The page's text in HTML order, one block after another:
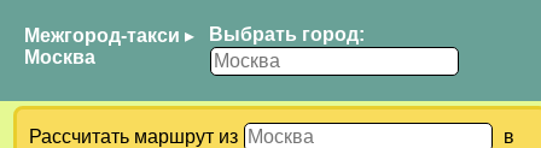
Межгород-такси ▸
Москва
Выбрать город:
Рассчитать маршрут из в